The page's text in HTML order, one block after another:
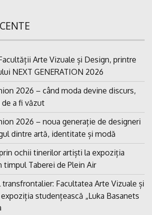
Arte Vizuale și Design, printre
NEXT GENERATION 2026
2026 – când moda devine discurs,
a fi văzut
2026 – noua generație de designeri
dintre artă, identitate și modă
ochii tinerilor artiști la expoziția
timpul Taberei de Plein Air
Facultatea Arte Vizuale și
studențească „Luka Basanets